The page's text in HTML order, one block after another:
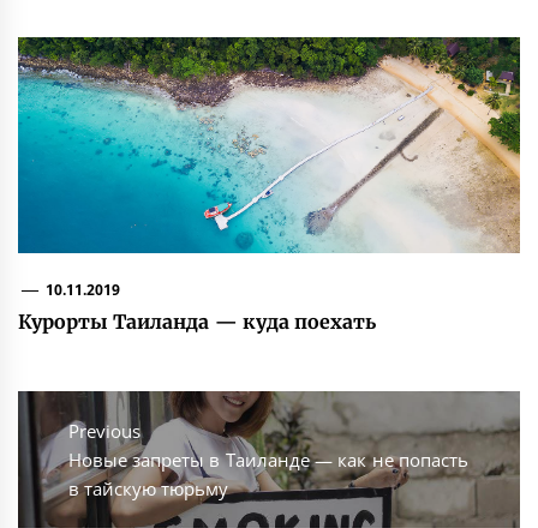
10.11.2019
Курорты Таиланда — куда поехать
Навигация
по
записям
Previous
Previous
post:
Новые запреты в Таиланде — как не попасть
в тайскую тюрьму